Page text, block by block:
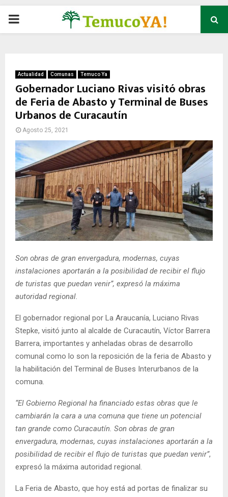
P
M
A
R
Y
M
E
N
U
Actualidad Comunas Temuco Ya
Gobernador Luciano Rivas visitó obras
de Feria de Abasto y Terminal de Buses
Urbanos de Curacautín
Agosto 25, 2021
Son obras de gran envergadura, modernas, cuyas
instalaciones aportarán a la posibilidad de recibir el flujo
de turistas que puedan venir”, expresó la máxima
autoridad regional.
El gobernador regional por La Araucanía, Luciano Rivas
Stepke, visitó junto al alcalde de Curacautín, Víctor Barrera
Barrera, importantes y anheladas obras de desarrollo
comunal como lo son la reposición de la feria de Abasto y
la habilitación del Terminal de Buses Interurbanos de la
comuna.
“El Gobierno Regional ha financiado estas obras que le
cambiarán la cara a una comuna que tiene un potencial
tan grande como Curacautín. Son obras de gran
envergadura, modernas, cuyas instalaciones aportarán a la
posibilidad de recibir el flujo de turistas que puedan venir”,
expresó la máxima autoridad regional.
La Feria de Abasto, que hoy está ad portas de finalizar su